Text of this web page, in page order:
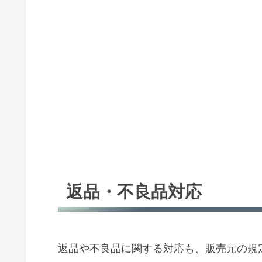
返品・不良品対応
返品や不良品に関する対応も、販売元の規